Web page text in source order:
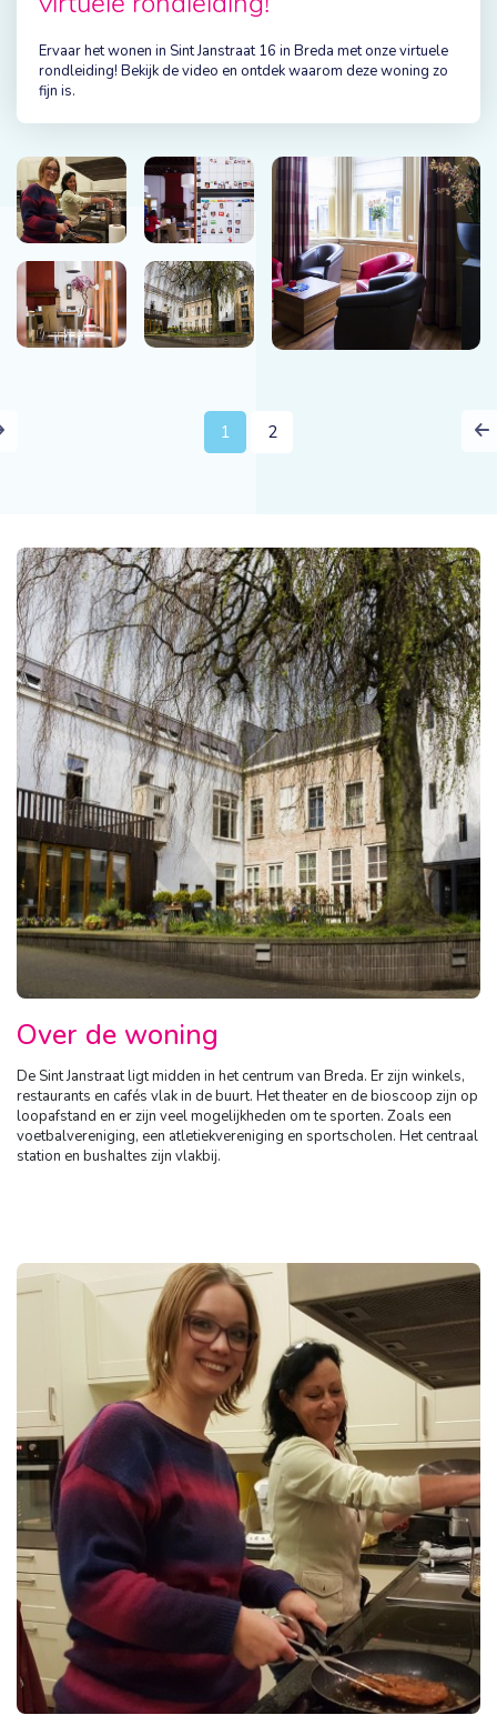
virtuele rondleiding!
Ervaar het wonen in Sint Janstraat 16 in Breda met onze virtuele
rondleiding! Bekijk de video en ontdek waarom deze woning zo
fijn is.
1 2
Over de woning
De Sint Janstraat ligt midden in het centrum van Breda. Er zijn winkels,
restaurants en cafés vlak in de buurt. Het theater en de bioscoop zijn op
loopafstand en er zijn veel mogelijkheden om te sporten. Zoals een
voetbalvereniging, een atletiekvereniging en sportscholen. Het centraal
station en bushaltes zijn vlakbij.